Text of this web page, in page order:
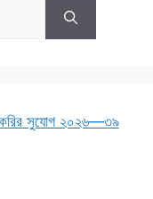
সুযোগ ২০২৬—৩৯